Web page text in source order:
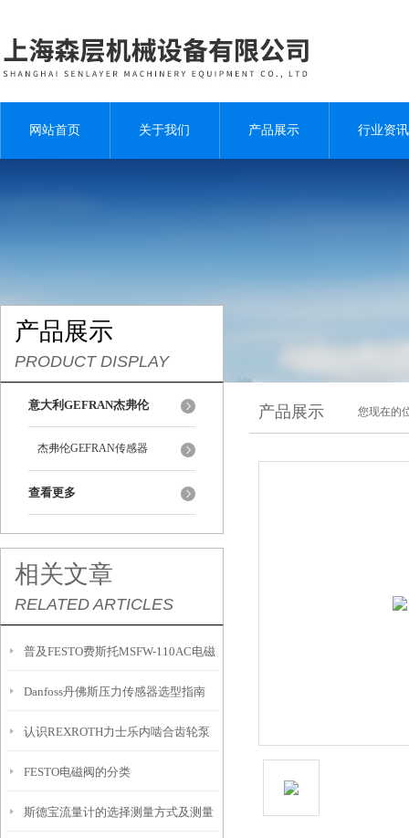
网站首页 关于我们 产品展示 行业资讯
产品展示
PRODUCT DISPLAY
意大利GEFRAN杰弗伦
杰弗伦GEFRAN传感器
查看更多
相关文章
RELATED ARTICLES
普及FESTO费斯托MSFW-110AC电磁
阀电磁线圈
Danfoss丹佛斯压力传感器选型指南
认识REXROTH力士乐内啮合齿轮泵
的工作原理
FESTO电磁阀的分类
斯德宝流量计的选择测量方式及测量
产品展示 您现在的